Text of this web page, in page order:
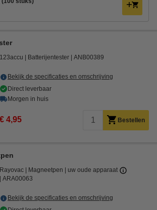
123accu Batterijentester ANB00389
Bekijk de specificaties en omschrijving
Direct leverbaar
Morgen in huis
€ 4,95 Bestellen
Rayovac Magneetpen
uw oude apparaat
ARA00063
Bekijk de specificaties en omschrijving